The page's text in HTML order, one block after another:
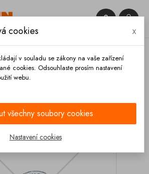


cookies x
v souladu se zákony na vaše zařízení
cookies. Odsouhlaste prosím nastavení
webu.
všechny soubory cookies
Nastavení cookies